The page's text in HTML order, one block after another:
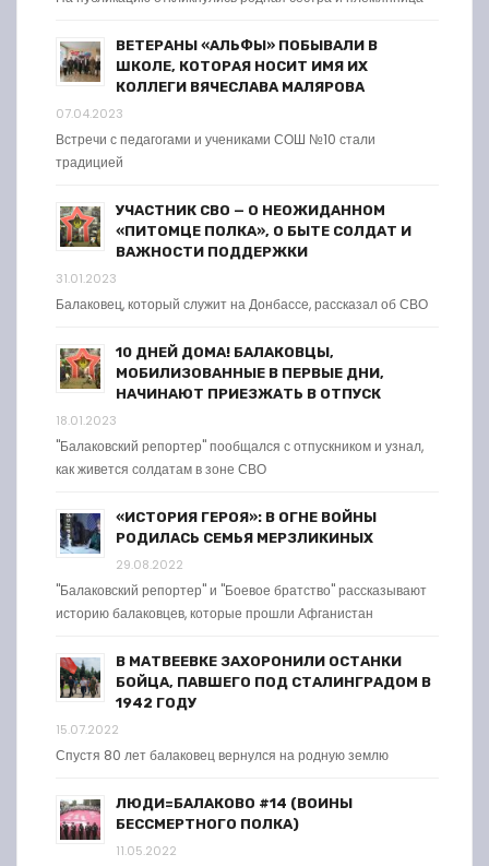
ВЕТЕРАНЫ «АЛЬФЫ» ПОБЫВАЛИ В
ШКОЛЕ, КОТОРАЯ НОСИТ ИМЯ ИХ
КОЛЛЕГИ ВЯЧЕСЛАВА МАЛЯРОВА
07.04.2023
Встречи с педагогами и учениками СОШ №10 стали
традицией
УЧАСТНИК СВО — О НЕОЖИДАННОМ
«ПИТОМЦЕ ПОЛКА», О БЫТЕ СОЛДАТ И
ВАЖНОСТИ ПОДДЕРЖКИ
31.01.2023
Балаковец, который служит на Донбассе, рассказал об СВО
10 ДНЕЙ ДОМА! БАЛАКОВЦЫ,
МОБИЛИЗОВАННЫЕ В ПЕРВЫЕ ДНИ,
НАЧИНАЮТ ПРИЕЗЖАТЬ В ОТПУСК
18.01.2023
"Балаковский репортер" пообщался с отпускником и узнал,
как живется солдатам в зоне СВО
«ИСТОРИЯ ГЕРОЯ»: В ОГНЕ ВОЙНЫ
РОДИЛАСЬ СЕМЬЯ МЕРЗЛИКИНЫХ
29.08.2022
"Балаковский репортер" и "Боевое братство" рассказывают
историю балаковцев, которые прошли Афганистан
В МАТВЕЕВКЕ ЗАХОРОНИЛИ ОСТАНКИ
БОЙЦА, ПАВШЕГО ПОД СТАЛИНГРАДОМ В
1942 ГОДУ
15.07.2022
Спустя 80 лет балаковец вернулся на родную землю
ЛЮДИ=БАЛАКОВО #14 (ВОИНЫ
БЕССМЕРТНОГО ПОЛКА)
11.05.2022